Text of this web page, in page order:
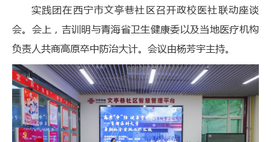
实践团在西宁市文亭巷社区召开政校医社联动座谈
会。会上，吉训明与青海省卫生健康委以及当地医疗机构
负责人共商高原卒中防治大计。会议由杨芳宇主持。